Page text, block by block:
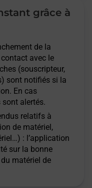
grâce à
de la
avec le
(souscripteur,
sont notifiés si la
En cas
sont alertés.
relatifs à
de matériel,
: l’application
sur la bonne
matériel de